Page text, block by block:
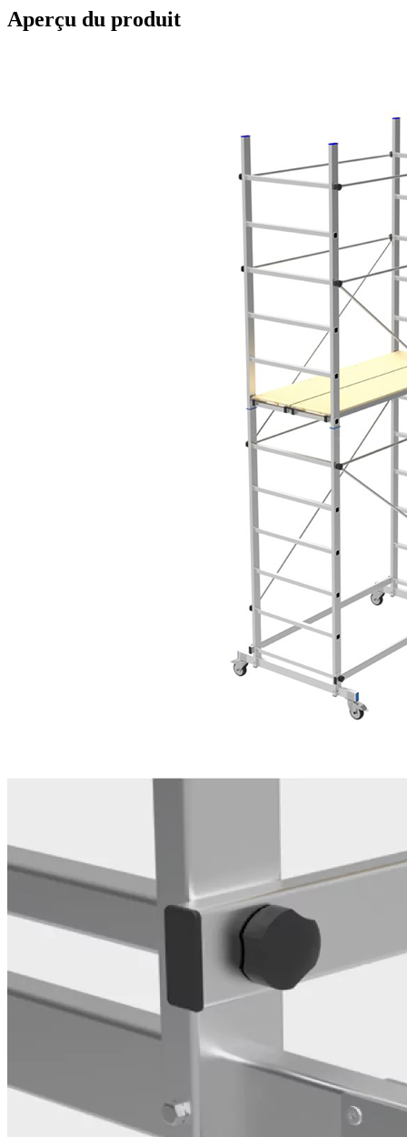
Aperçu du produit